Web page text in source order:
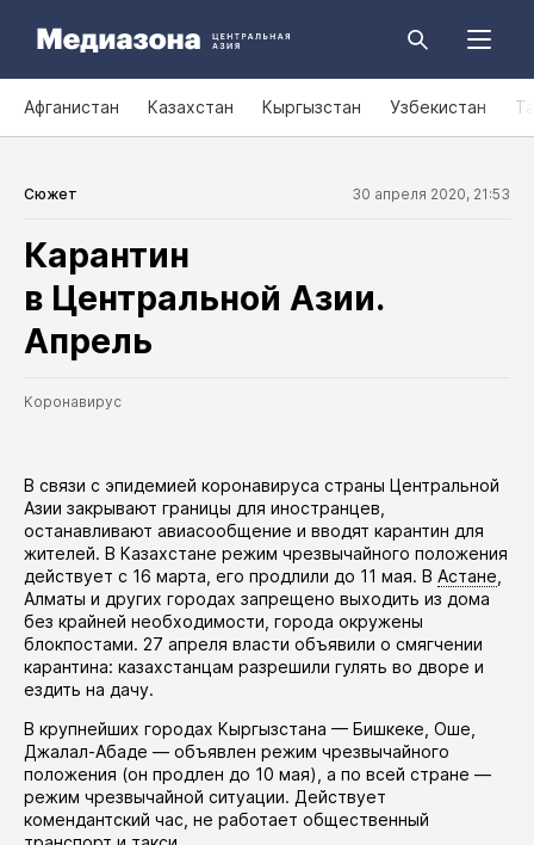
Афганистан Казахстан Кыргызстан Узбекистан
Сюжет 30 апреля 2020, 21:53
Карантин
в Центральной Азии.
Апрель
Коронавирус
В связи с эпидемией коронавируса страны Центральной
Азии закрывают границы для иностранцев,
останавливают авиасообщение и вводят карантин для
жителей. В Казахстане режим чрезвычайного положения
действует с 16 марта, его продлили до 11 мая. В Астане
Алматы и других городах запрещено выходить из дома
без крайней необходимости, города окружены
блокпостами. 27 апреля власти объявили о смягчении
карантина: казахстанцам разрешили гулять во дворе и
ездить на дачу.
В крупнейших городах Кыргызстана — Бишкеке, Оше,
Джалал-Абаде — объявлен режим чрезвычайного
положения (он продлен до 10 мая), а по всей стране —
режим чрезвычайной ситуации. Действует
комендантский час, не работает общественный